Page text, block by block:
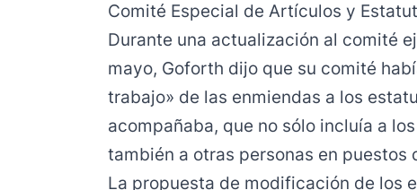
Comité Especial de Artículos y
Durante una actualización al comité
mayo, Goforth dijo que su comité
trabajo» de las enmiendas a los
acompañaba, que no sólo incluía a
también a otras personas en puestos
La propuesta de modificación de los